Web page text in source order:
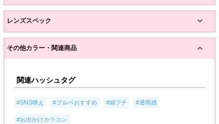
レンズスペック
その他カラー・関連商品
関連ハッシュタグ
#SNS映え #ブルベおすすめ #細フチ #透明感
#お出かけカラコン